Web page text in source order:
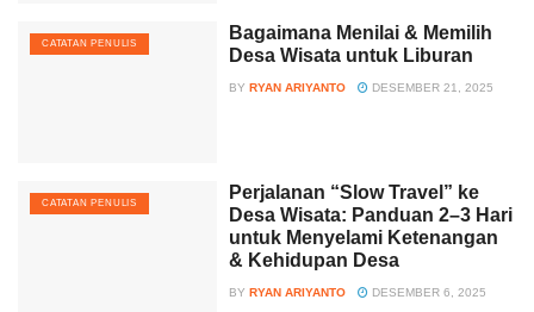
CATATAN PENULIS
Bagaimana Menilai & Memilih
Desa Wisata untuk Liburan
BY RYAN ARIYANTO DESEMBER 21, 2025
CATATAN PENULIS
Perjalanan “Slow Travel” ke
Desa Wisata: Panduan 2–3 Hari
untuk Menyelami Ketenangan
& Kehidupan Desa
BY RYAN ARIYANTO DESEMBER 6, 2025